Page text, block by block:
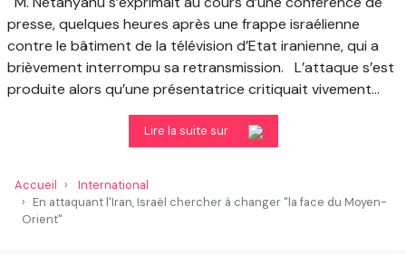
presse, quelques heures après une frappe israélienne
contre le bâtiment de la télévision d’Etat iranienne, qui a
brièvement interrompu sa retransmission. L’attaque s’est
produite alors qu’une présentatrice critiquait vivement...
Lire la suite sur
Accueil
International
En attaquant l'Iran, Israël chercher à changer "la face du Moyen-
Orient"